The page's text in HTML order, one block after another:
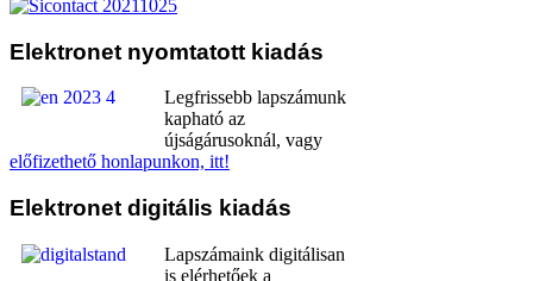
Elektronet nyomtatott kiadás
Legfrissebb lapszámunk
kapható az
újságárusoknál, vagy
előfizethető honlapunkon, itt!
Elektronet digitális kiadás
Lapszámaink digitálisan
is elérhetőek a